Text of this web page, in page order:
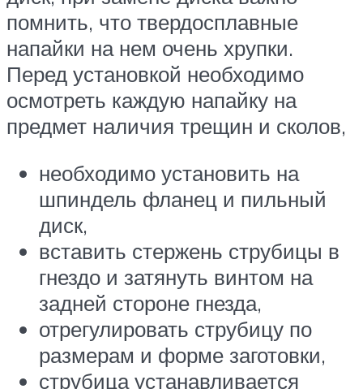
помнить, что твердосплавные
напайки на нем очень хрупки.
Перед установкой необходимо
осмотреть каждую напайку на
предмет наличия трещин и сколов,
необходимо установить на
шпиндель фланец и пильный
диск,
вставить стержень струбицы в
гнездо и затянуть винтом на
задней стороне гнезда,
отрегулировать струбицу по
размерам и форме заготовки,
струбица устанавливается